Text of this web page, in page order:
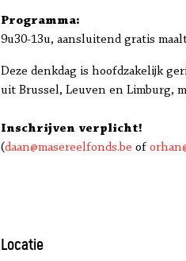
Programma:
9u30-13u, aansluitend gratis
Deze denkdag is hoofdzakelijk
uit Brussel, Leuven en Limburg,
Inschrijven verplicht!
(daan@masereelfonds.be of
Locatie